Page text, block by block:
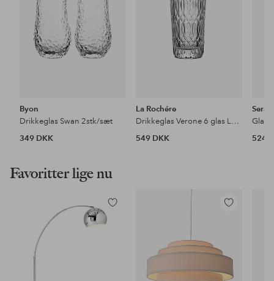
Byon
Drikkeglas Swan 2stk/sæt
349 DKK
La Rochére
Drikkeglas Verone 6 glas La Rochere
549 DKK
Serax
524
Favoritter lige nu
Tilføj
til
Tilføj